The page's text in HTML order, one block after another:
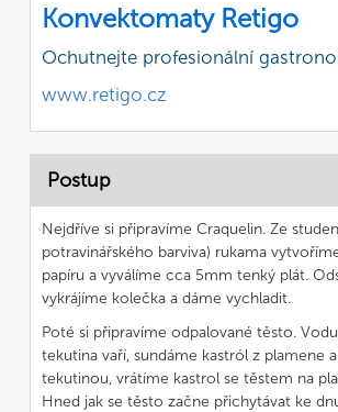
Konvektomaty Retigo
Ochutnejte profesionální
www.retigo.cz
Postup
Nejdříve si připravíme Craquelin. Ze
potravinářského barviva) rukama
papíru a vyválíme cca 5mm tenký plát.
vykrájíme kolečka a dáme vychladit.
Poté si připravíme odpalované těsto.
tekutina vaří, sundáme kastról z plamene
tekutinou, vrátíme kastrol se těstem na
Hned jak se těsto začne přichytávat ke